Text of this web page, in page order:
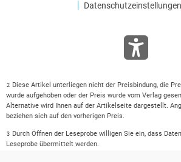
Datenschutzeinstellungen
2 Diese Artikel unterliegen nicht der Preisbindung, die
wurde aufgehoben oder der Preis wurde vom Verlag
Alternative wird Ihnen auf der Artikelseite dargestellt.
beziehen sich auf den vorherigen Preis.
3 Durch Öffnen der Leseprobe willigen Sie ein, dass
Leseprobe übermittelt werden.